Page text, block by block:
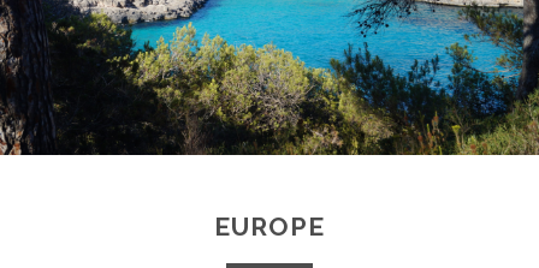
EUROPE